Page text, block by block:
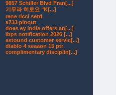
9857 Schiller Blvd Fran[...]
기무라 히토요 "K[...]
rene ricci setd
a733 pinout
does ey india offers an[...]
ibps notification 2026 [...]
astound customer servic[...]
diablo 4 seaaon 15 ptr
complimentary disciplin[...]